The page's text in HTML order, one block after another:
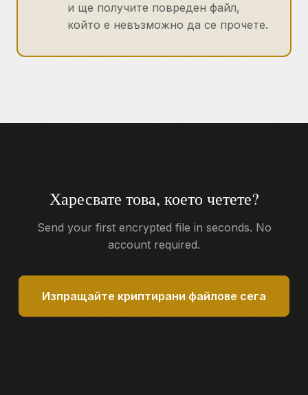
и ще получите повреден файл,
който е невъзможно да се прочете.
Харесвате това, което четете?
Send your first encrypted file in seconds. No
account required.
Изпращайте криптирани файлове сега